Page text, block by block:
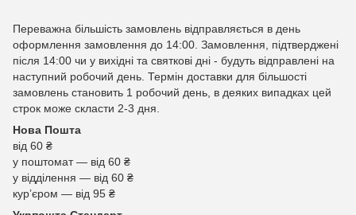
Переважна більшість замовлень відправляється в день
оформлення замовлення до 14:00. Замовлення, підтверджені
після 14:00 чи у вихідні та святкові дні - будуть відправлені на
наступний робочий день. Термін доставки для більшості
замовлень становить 1 робочий день, в деяких випадках цей
строк може скласти 2-3 дня.
Нова Пошта
від 60 ₴
у поштомат — від 60 ₴
у відділення — від 60 ₴
курʼєром — від 95 ₴